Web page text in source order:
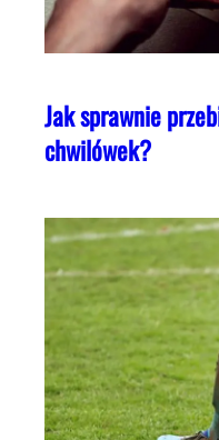
Jak sprawnie
chwilówek?